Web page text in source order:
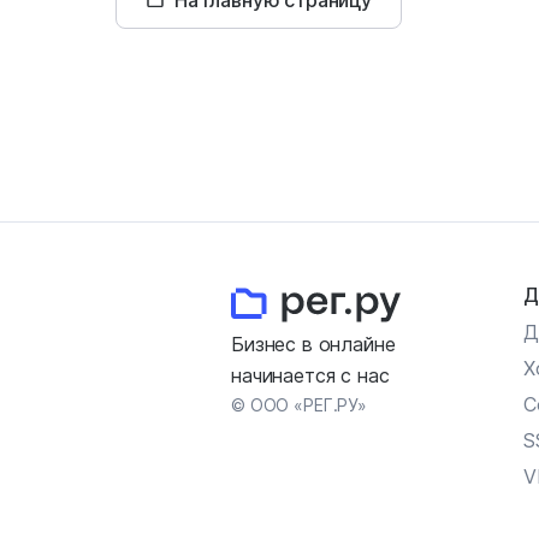
Бизнес в онлайне
начинается с нас
© ООО «РЕГ.РУ»